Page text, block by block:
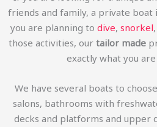
friends and family, a private boat
you are planning to dive, snorkel,
those activities, our tailor made
exactly what you
We have several boats to
salons, bathrooms with
decks and platforms and upper